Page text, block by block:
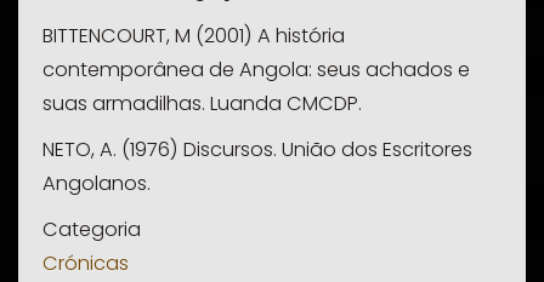
BITTENCOURT, M (2001) A história
contemporânea de Angola: seus achados e
suas armadilhas. Luanda CMCDP.
NETO, A. (1976) Discursos. União dos Escritores
Angolanos.
Categoria
Crónicas